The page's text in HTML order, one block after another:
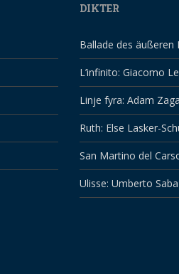
DIKTER
Ballade des
L’infinito: Giacomo
Linje fyra: Adam
Ruth: Else Lasker-
San Martino del
Ulisse: Umberto Saba